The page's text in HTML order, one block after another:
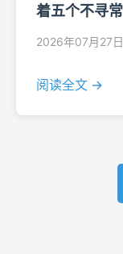
着五个不寻常
2026年07月27日
阅读全文 →